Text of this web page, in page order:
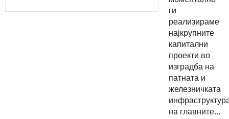
неколку
милијарди
евра во
капитални
проекти
ги
реализираме
најкрупните
капитални
проекти во
изградба на
патната и
железничката
на главните...